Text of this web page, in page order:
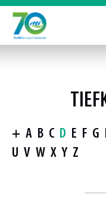
+ A B C D E F G
U V W X Y Z